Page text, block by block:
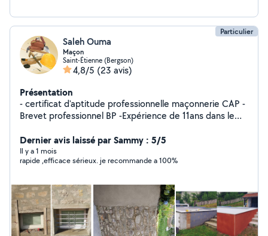
Particulier
Saleh Ouma
Maçon
Saint-Étienne (Bergson)
4,8/5 (23 avis)
Présentation
- certificat d'aptitude professionnelle maçonnerie CAP -
Brevet professionnel BP -Expérience de 11ans dans le
maçonnerie Je reste à votre disposition pour tout
renseignement
Dernier avis laissé par Sammy : 5/5
Il y a 1 mois
rapide ,efficace sérieux. je recommande a 100%